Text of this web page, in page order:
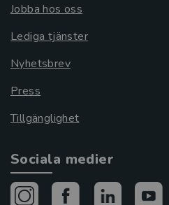
Jobba hos oss
Lediga tjänster
Nyhetsbrev
Press
Tillgänglighet
Sociala medier